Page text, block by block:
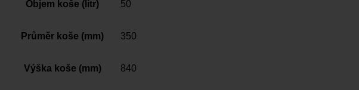
Objem koše (litr) 50
Průměr koše (mm) 350
Výška koše (mm) 840